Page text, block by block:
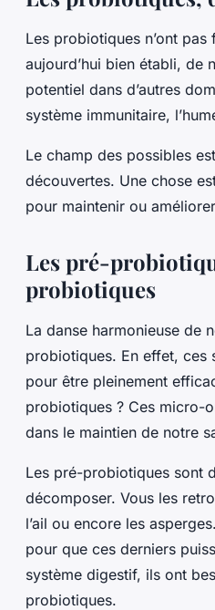
Les probiotiques n’ont
aujourd’hui bien établi, de
potentiel dans d’autres
système immunitaire,
Le champ des possibles
découvertes. Une chose
pour maintenir ou
Les pré-
probiotiques
La danse harmonieuse de
probiotiques. En effet, ces
pour être pleinement
probiotiques ? Ces micro-
dans le maintien de notre
Les pré-probiotiques sont
décomposer. Vous les
l’ail ou encore les
pour que ces derniers
système digestif, ils ont
probiotiques.